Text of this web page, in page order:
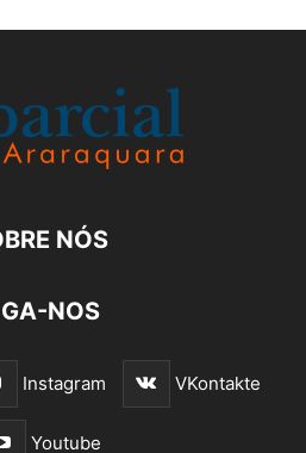
NÓS
NOS
Instagram VKontakte
Youtube